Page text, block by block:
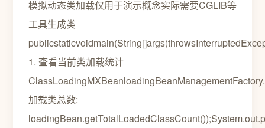
模拟动态类加载仅用于演示概念实际需要CGLIB等
工具生成类
1. 查看当前类加载统计
加载类总数: